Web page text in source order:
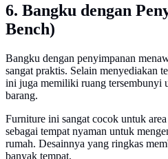
6. Bangku dengan
Bench)
Bangku dengan penyimpanan
sangat praktis. Selain menyediakan
ini juga memiliki ruang tersembunyi
barang.
Furniture ini sangat cocok untuk
sebagai tempat nyaman untuk
rumah. Desainnya yang ringkas
banyak tempat.